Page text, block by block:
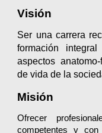
Visión
Ser una carrera
formación
aspectos
de vida de la
Misión
Ofrecer
competentes y con